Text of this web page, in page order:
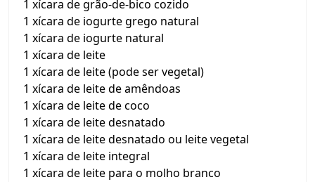
1 xícara de grão-de-bico cozido
1 xícara de iogurte grego natural
1 xícara de iogurte natural
1 xícara de leite
1 xícara de leite (pode ser vegetal)
1 xícara de leite de amêndoas
1 xícara de leite de coco
1 xícara de leite desnatado
1 xícara de leite desnatado ou leite vegetal
1 xícara de leite integral
1 xícara de leite para o molho branco